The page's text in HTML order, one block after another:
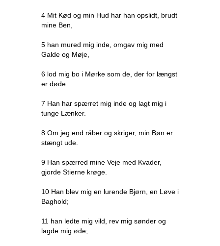
4 Mit Kød og min Hud har han opslidt, brudt
mine Ben,
5 han mured mig inde, omgav mig med
Galde og Møje,
6 lod mig bo i Mørke som de, der for længst
er døde.
7 Han har spærret mig inde og lagt mig i
tunge Lænker.
8 Om jeg end råber og skriger, min Bøn er
stængt ude.
9 Han spærred mine Veje med Kvader,
gjorde Stierne krøge.
10 Han blev mig en lurende Bjørn, en Løve i
Baghold;
11 han ledte mig vild, rev mig sønder og
lagde mig øde;